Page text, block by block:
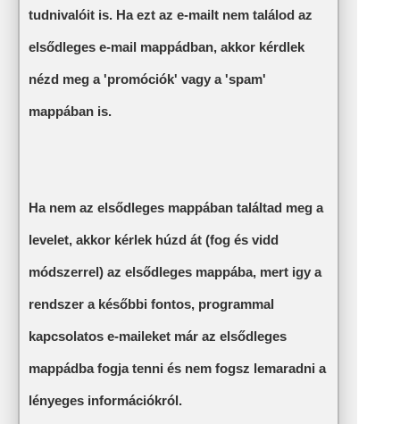
tudnivalóit is. Ha ezt az e-mailt nem találod az
elsődleges e-mail mappádban, akkor kérdlek
nézd meg a 'promóciók' vagy a 'spam'
mappában is.
Ha nem az elsődleges mappában találtad meg a
levelet, akkor kérlek húzd át (fog és vidd
módszerrel) az elsődleges mappába, mert igy a
rendszer a későbbi fontos, programmal
kapcsolatos e-maileket már az elsődleges
mappádba fogja tenni és nem fogsz lemaradni a
lényeges információkról.